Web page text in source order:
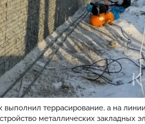
террасирование, а на
металлических закладных